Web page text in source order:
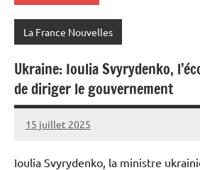
La France Nouvelles
Ukraine: Ioulia Svyrydenko,
de diriger le gouvernement
15 juillet 2025
Admins
Ioulia Svyrydenko, la ministre